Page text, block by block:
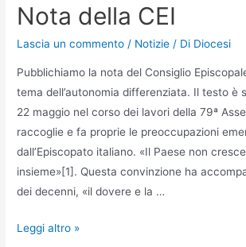
Nota della CEI
Lascia un commento / Notizie / Di Diocesi
Pubblichiamo la nota del Consiglio
tema dell’autonomia differenziata. Il testo è
22 maggio nel corso dei lavori della 79ª
raccoglie e fa proprie le preoccupazioni
dall’Episcopato italiano. «Il Paese non
insieme»[1]. Questa convinzione ha
dei decenni, «il dovere e la …
Leggi altro »